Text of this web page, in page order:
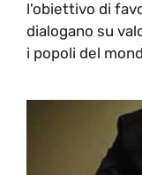
l'obiettivo di
dialogano su
i popoli del